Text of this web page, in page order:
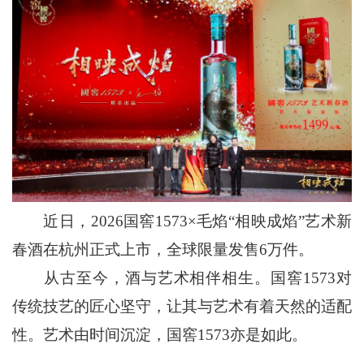
近日，2026国窖1573×毛焰“相映成焰”艺术新
春酒在杭州正式上市，全球限量发售6万件。
从古至今，酒与艺术相伴相生。国窖1573对
传统技艺的匠心坚守，让其与艺术有着天然的适配
性。艺术由时间沉淀，国窖1573亦是如此。